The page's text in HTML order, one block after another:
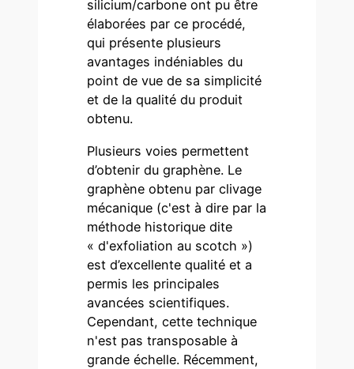
silicium/carbone ont pu être
élaborées par ce procédé,
qui présente plusieurs
avantages indéniables du
point de vue de sa simplicité
et de la qualité du produit
obtenu.
Plusieurs voies permettent
d’obtenir du graphène. Le
graphène obtenu par clivage
mécanique (c'est à dire par la
méthode historique dite
« d'exfoliation au scotch »)
est d’excellente qualité et a
permis les principales
avancées scientifiques.
Cependant, cette technique
n'est pas transposable à
grande échelle. Récemment,